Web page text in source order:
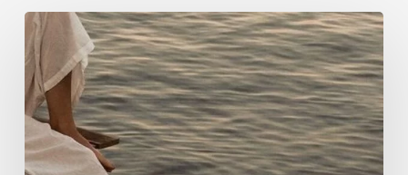
Se
libérer
des
traumas
illusion
ou
réalité?